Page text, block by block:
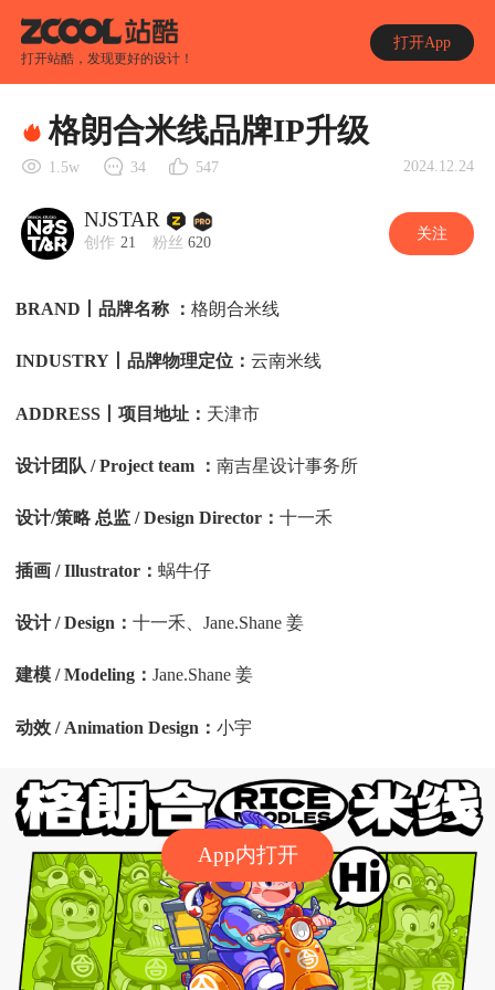
打开站酷，发现更好的设计！
打开App
App内打开
格朗合米线品牌IP升级
1.5w 34 547 2024.12.24
NJSTAR
创作 21 粉丝 620 关注
BRAND丨品牌名称 ：格朗合米线
INDUSTRY丨品牌物理定位：云南米线
ADDRESS丨项目地址： 天津市
设计团队 / Project team ：南吉星设计事务所
设计/策略 总监 / Design Director：十一禾
插画 / Illustrator：蜗牛仔
设计 / Design：十一禾、Jane.Shane 姜
建模 / Modeling：Jane.Shane 姜
动效 / Animation Design：小宇